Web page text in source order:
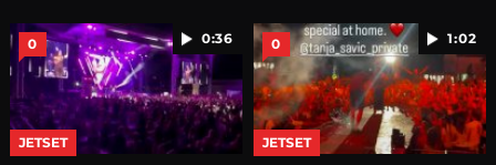
0:36
0
JETSET
1:02
0
JETSET